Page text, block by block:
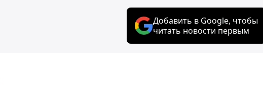
Добавить в Google, чтобы
читать новости первым